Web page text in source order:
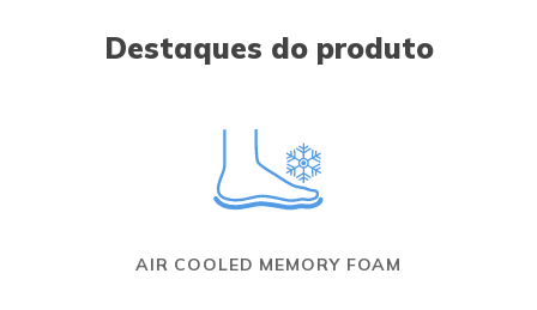
Destaques do produto
AIR COOLED MEMORY FOAM